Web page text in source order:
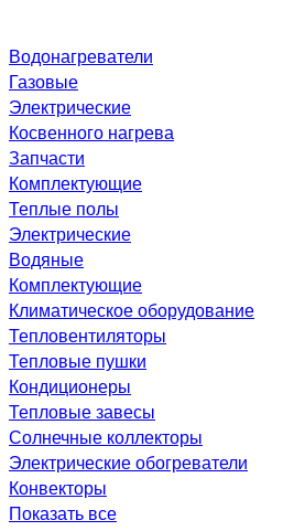
Водонагреватели
Газовые
Электрические
Косвенного нагрева
Запчасти
Комплектующие
Теплые полы
Электрические
Водяные
Комплектующие
Климатическое оборудование
Тепловентиляторы
Тепловые пушки
Кондиционеры
Тепловые завесы
Солнечные коллекторы
Электрические обогреватели
Конвекторы
Показать все